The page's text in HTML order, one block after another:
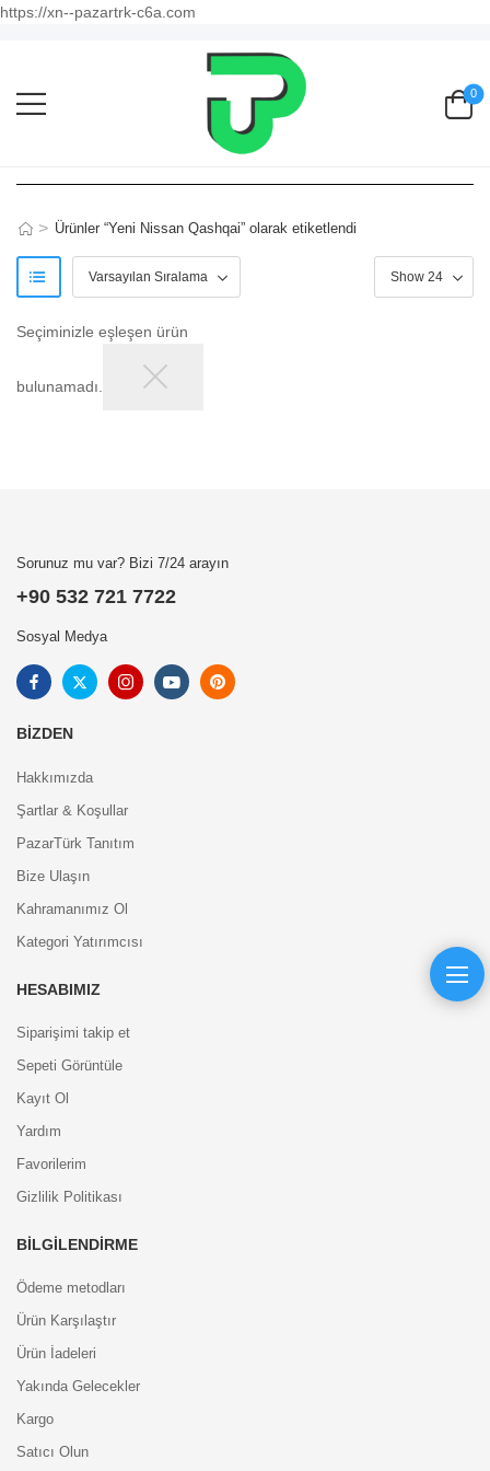
https://xn--pazartrk-c6a.com
0
> Ürünler “Yeni Nissan Qashqai” olarak etiketlendi
Seçiminizle eşleşen ürün
bulunamadı.
Sorunuz mu var? Bizi 7/24 arayın
+90 532 721 7722
Sosyal Medya
BIZDEN
Hakkımızda
Şartlar & Koşullar
PazarTürk Tanıtım
Bize Ulaşın
Kahramanımız Ol
Kategori Yatırımcısı
HESABIMIZ
Siparişimi takip et
Sepeti Görüntüle
Kayıt Ol
Yardım
Favorilerim
Gizlilik Politikası
BILGILENDIRME
Ödeme metodları
Ürün Karşılaştır
Ürün İadeleri
Yakında Gelecekler
Kargo
Satıcı Olun